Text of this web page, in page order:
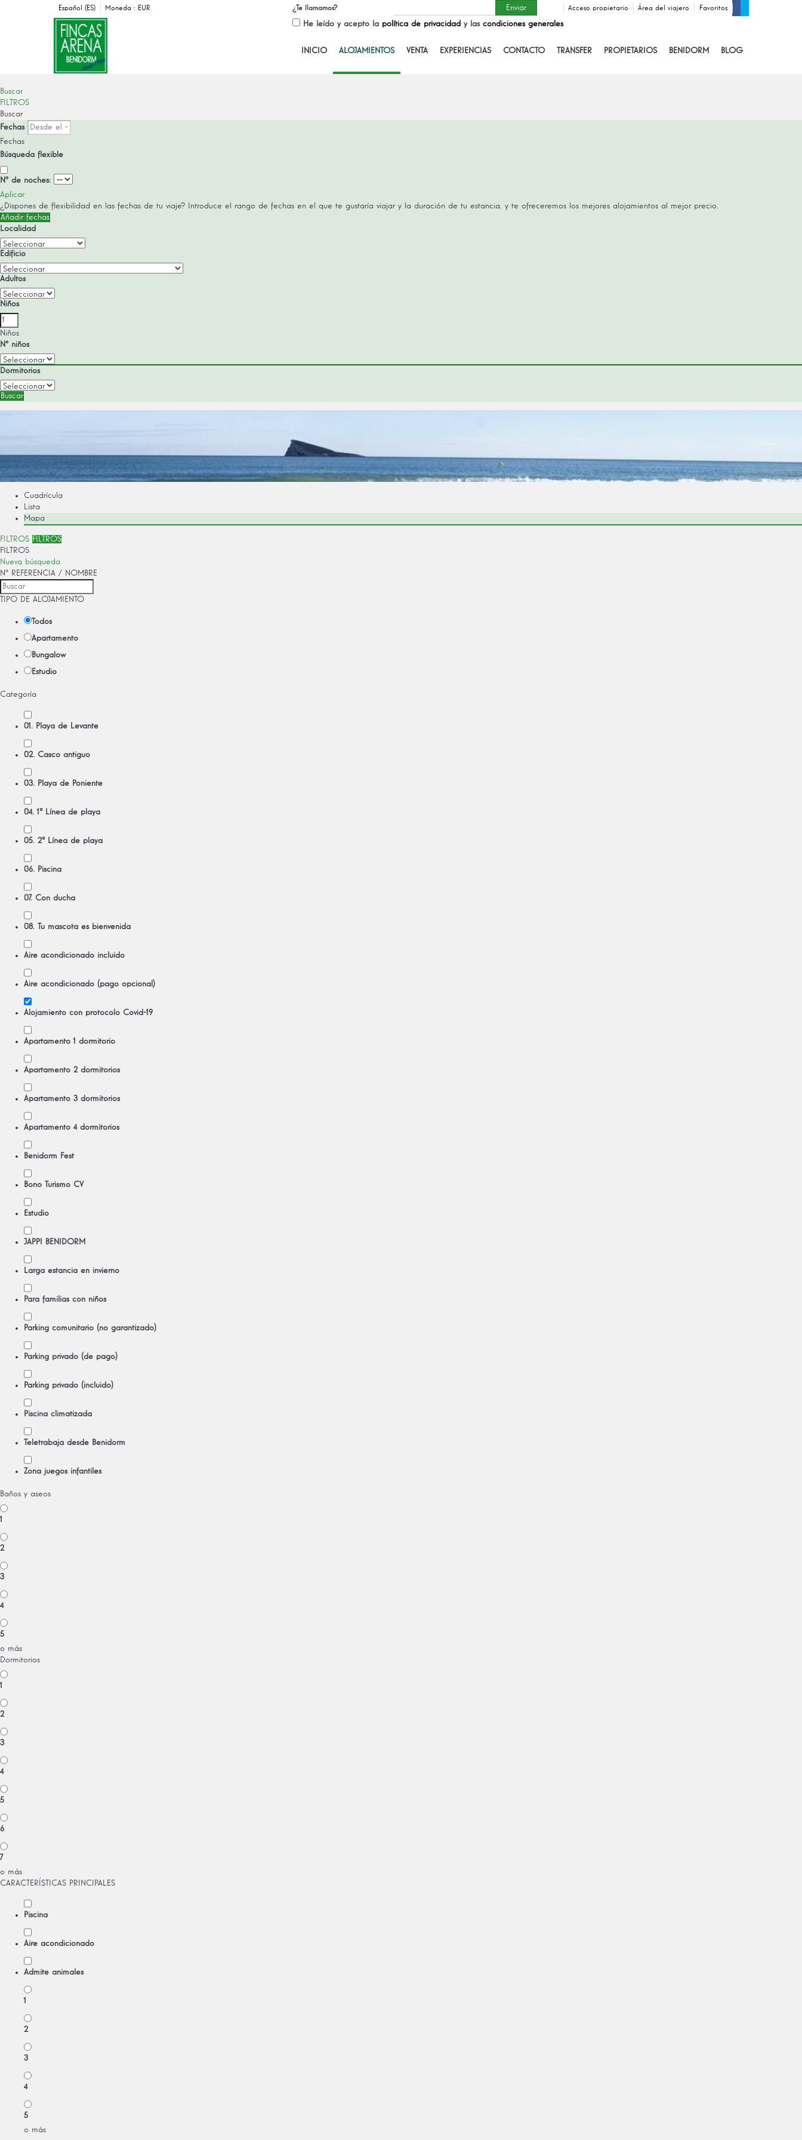
Español (ES) Moneda : EUR Favoritos
Área del viajero
Acceso propietario
¿Te llamamos?
He leído y acepto la política de privacidad y las condiciones generales
INICIO ALOJAMIENTOS VENTA EXPERIENCIAS CONTACTO TRANSFER PROPIETARIOS BENIDORM BLOG
Buscar
FILTROS
Buscar
Fechas
Fechas
Búsqueda flexible
Nº de noches:
Aplicar
¿Dispones de flexibilidad en las fechas de tu viaje?
Introduce el rango de fechas en el que te gustaría viajar y la duración de tu estancia, y te ofreceremos los mejores alojamientos al mejor precio.
Añadir fechas
Localidad
Edificio
Adultos
Niños
Niños
Nº niños
Dormitorios
Buscar
Cuadrícula
Lista
Mapa
FILTROS FILTROS
FILTROS
Nueva búsqueda
Nº REFERENCIA / NOMBRE
TIPO DE ALOJAMIENTO
Todos
Apartamento
Bungalow
Estudio
Categoría
01. Playa de Levante
02. Casco antiguo
03. Playa de Poniente
04. 1ª Línea de playa
05. 2ª Línea de playa
06. Piscina
07. Con ducha
08. Tu mascota es bienvenida
Aire acondicionado incluido
Aire acondicionado (pago opcional)
Alojamiento con protocolo Covid-19
Apartamento 1 dormitorio
Apartamento 2 dormitorios
Apartamento 3 dormitorios
Apartamento 4 dormitorios
Benidorm Fest
Bono Turismo CV
Estudio
JAPPI BENIDORM
Larga estancia en invierno
Para familias con niños
Parking comunitario (no garantizado)
Parking privado (de pago)
Parking privado (incluido)
Piscina climatizada
Teletrabaja desde Benidorm
Zona juegos infantiles
Baños y aseos
1
2
3
4
5
o más
Dormitorios
1
2
3
4
5
6
7
o más
CARACTERÍSTICAS PRINCIPALES
Piscina
Aire acondicionado
Admite animales
1
2
3
4
5
o más